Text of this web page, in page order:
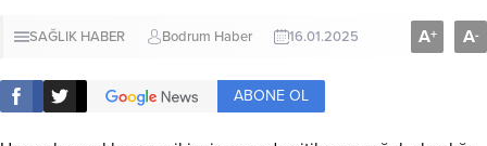
SAĞLIK HABER Bodrum Haber 16.01.2025 A+ A-
ABONE OL